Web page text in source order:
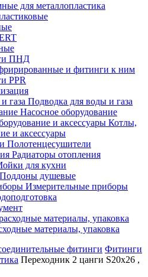
для металлопластика
ПНД
и фитинги к ним
PPR
Подводка для воды и газа
Насосное оборудование
Котлы,
и аксессуары
Полотенцесушители
Радиаторы отопления
для кухни
Поддоны душевые
Измерительные приборы
материалы, упаковка
фитинги Фитинги
Переходник 2 цанги S20х26 ,